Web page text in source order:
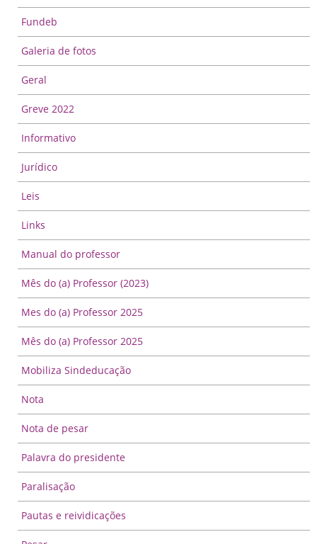
Fundeb
Galeria de fotos
Geral
Greve 2022
Informativo
Jurídico
Leis
Links
Manual do professor
Mês do (a) Professor (2023)
Mes do (a) Professor 2025
Mês do (a) Professor 2025
Mobiliza Sindeducação
Nota
Nota de pesar
Palavra do presidente
Paralisação
Pautas e reividicações